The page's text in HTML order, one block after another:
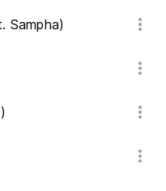
Sampha)